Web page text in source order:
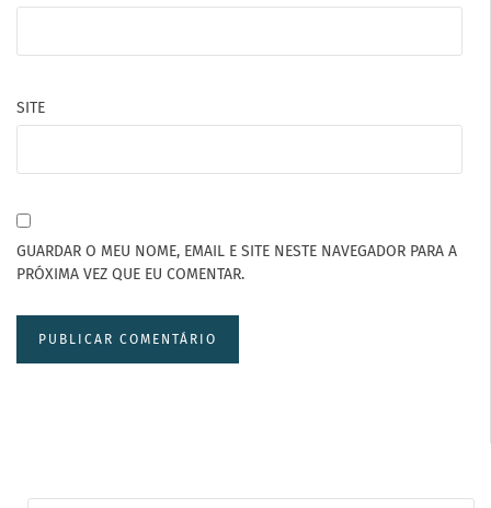
SITE
GUARDAR O MEU NOME, EMAIL E SITE NESTE NAVEGADOR PARA A
PRÓXIMA VEZ QUE EU COMENTAR.